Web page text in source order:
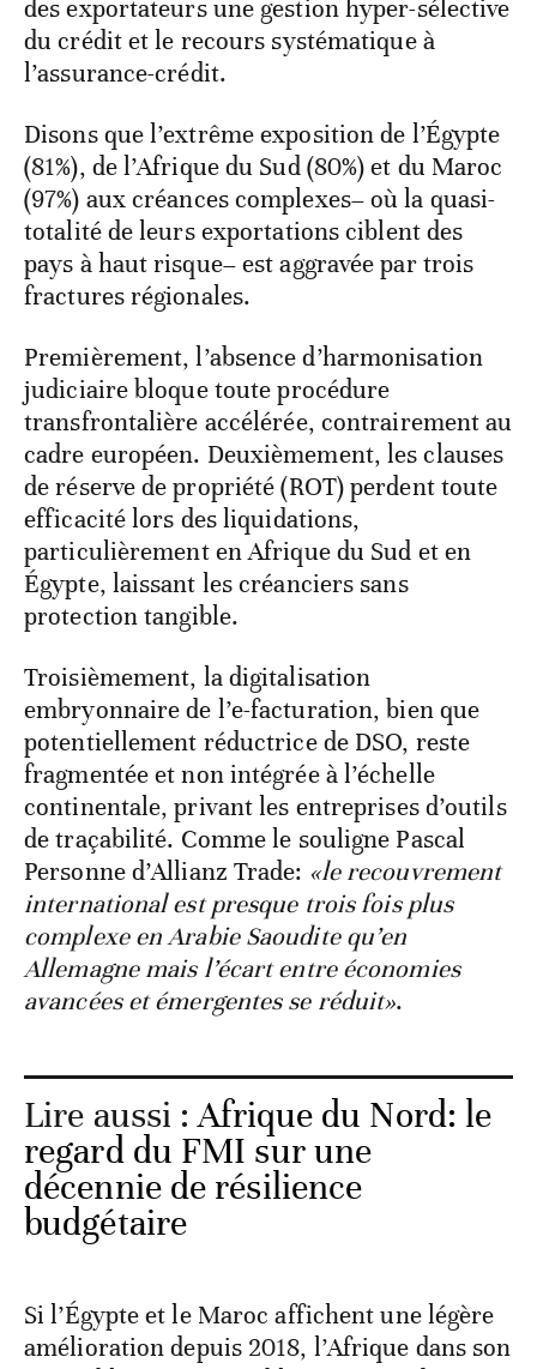
56% des créances internationales africaines
sont à haut risque, l’opacité nigériane exige
des exportateurs une gestion hyper-sélective
du crédit et le recours systématique à
l’assurance-crédit.
Disons que l’extrême exposition de l’Égypte
(81%), de l’Afrique du Sud (80%) et du Maroc
(97%) aux créances complexes– où la quasi-
totalité de leurs exportations ciblent des
fractures régionales.
Premièrement, l’absence d’harmonisation
judiciaire bloque toute procédure
transfrontalière accélérée, contrairement au
cadre européen. Deuxièmement, les clauses
de réserve de propriété (ROT) perdent toute
efficacité lors des liquidations,
particulièrement en Afrique du Sud et en
protection tangible.
Troisièmement, la digitalisation
embryonnaire de l’e-facturation, bien que
potentiellement réductrice de DSO, reste
fragmentée et non intégrée à l’échelle
continentale, privant les entreprises d’outils
de traçabilité. Comme le souligne Pascal
Personne d’Allianz Trade:«le recouvrement
international est presque trois fois plus
complexe en Arabie Saoudite qu’en
avancées et émergentes se réduit».
Lire aussi :Afrique du Nord: le
regard du FMI sur une
décennie de résilience
budgétaire